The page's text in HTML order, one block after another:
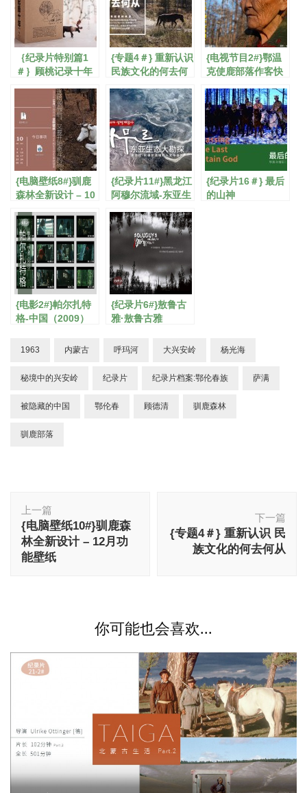
｛纪录片特别篇1
＃｝顾桃记录十年
{专题4＃} 重新认识
民族文化的何去何
{电视节目2#}鄂温
克使鹿部落作客快
{电脑壁纸8#}驯鹿
森林全新设计 – 10
{纪录片11#}黑龙江
阿穆尔流域-东亚生
{纪录片16＃} 最后
的山神
{电影2#}帕尔扎特
格-中国（2009）
{纪录片6#}敖鲁古
雅·敖鲁古雅
1963 内蒙古 呼玛河 大兴安岭 杨光海
秘境中的兴安岭 纪录片 纪录片档案:鄂伦春族 萨满
被隐藏的中国 鄂伦春 顾德清 驯鹿森林
驯鹿部落
文
导
航
上一篇
{电脑壁纸10#}驯鹿森
林全新设计 – 12月功
能壁纸
下一篇
{专题4＃} 重新认识 民
族文化的何去何从
你可能也会喜欢...